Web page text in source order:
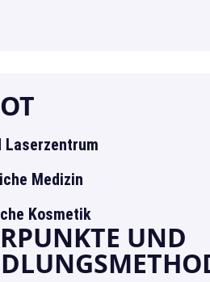
Laserzentrum
Medizin
Kosmetik
UND